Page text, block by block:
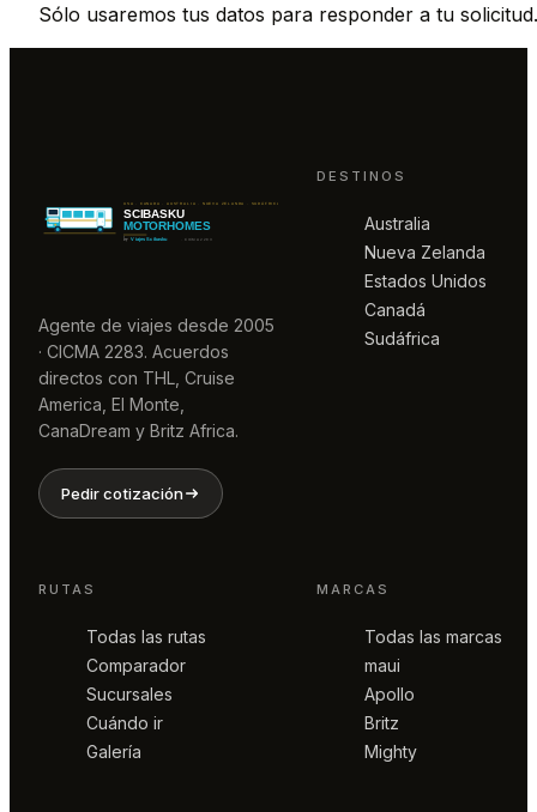
Sólo usaremos tus datos para responder a tu solicitud.
Agente de viajes desde 2005
· CICMA 2283. Acuerdos
directos con THL, Cruise
America, El Monte,
CanaDream y Britz Africa.
Pedir cotización
DESTINOS
Australia
Nueva Zelanda
Estados Unidos
Canadá
Sudáfrica
RUTAS
Todas las rutas
Comparador
Sucursales
Cuándo ir
Galería
MARCAS
Todas las marcas
maui
Apollo
Britz
Mighty